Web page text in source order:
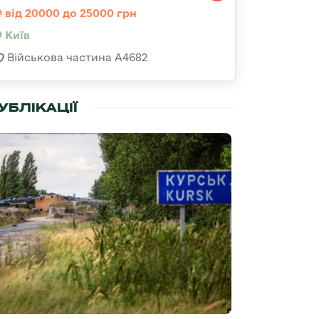
від 20000 до 25000 грн
Київ
Військова частина А4682